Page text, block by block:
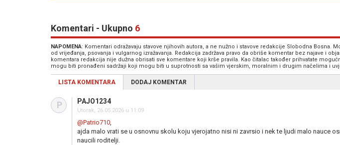
Komentari - Ukupno 6
NAPOMENA: Komentari odražavaju stavove njihovih autora, a ne nužno i stavove redakcije Slobodna Bosna.
od vrijeđanja, psovanja i vulgarnog izražavanja. Redakcija zadržava pravo da obriše komentar bez najave i
komentara redakcija nije dužna obrisati sve komentare koji krše pravila. Kao čitalac također prihvatate
mogu biti pronađeni sadržaji koji mogu biti u suprotnosti sa vašim vjerskim, moralnim i drugim načelima i
LISTA KOMENTARA DODAJ KOMENTAR
P PAJO1234
Utorak, 26.05.2026 u 11:09
@Patrio710,
ajda malo vrati se u osnovnu skolu koju vjerojatno nisi ni zavrsio i nek te ljudi malo nauce
naucili roditelji.